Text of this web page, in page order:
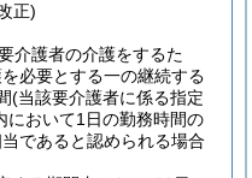
正)
介護者の介護をするた
必要とする一の継続する
(当該要介護者に係る指定
において1日の勤務時間の
であると認められる場合